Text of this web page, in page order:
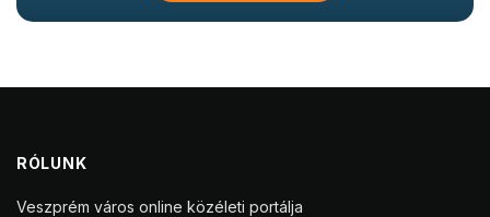
RÓLUNK
Veszprém város online közéleti portálja